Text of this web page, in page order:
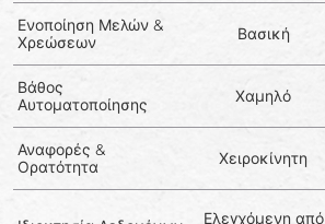
Ενοποίηση Μελών &
Χρεώσεων
Βασική
Βάθος
Αυτοματοποίησης
Χαμηλό
Αναφορές &
Ορατότητα
Χειροκίνητη
Ελεγχόμενη από